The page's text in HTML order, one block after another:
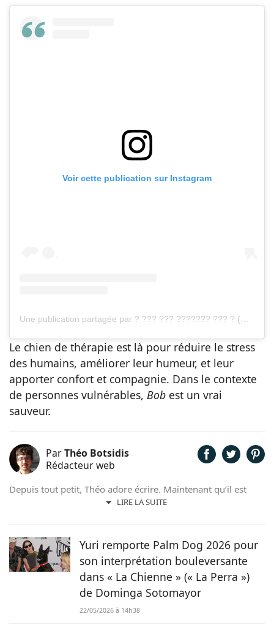
Voir cette publication sur Instagram
Une publication partagée par ? ??? ??? ??????? ??? ? (@bob_beside_homeless)
Le chien de thérapie est là pour réduire le stress
des humains, améliorer leur humeur, et leur
apporter confort et compagnie. Dans le contexte
de personnes vulnérables, Bob est un vrai
sauveur.
ParThéo Botsidis
Rédacteur web
LIRE LA SUITE
Depuis tout petit, Théo adore écrire. Maintenant qu’il est
rédacteur web, il partage avec plaisir ce qu’il découvre sur le
Yuri remporte Palm Dog 2026 pour
son interprétation bouleversante
dans « La Chienne » (« La Perra »)
de Dominga Sotomayor
22/05/2026 à 14h38